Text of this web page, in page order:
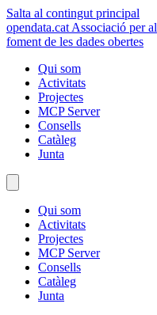
Salta al contingut principal
opendata.cat Associació per al
foment de les dades obertes
Qui som
Activitats
Projectes
MCP Server
Consells
Catàleg
Junta
Qui som
Activitats
Projectes
MCP Server
Consells
Catàleg
Junta